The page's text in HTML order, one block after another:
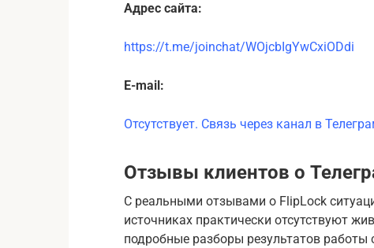
Адрес сайта:
https://t.me/joinchat/WOjcbIgYwCxiODdi
E-mail:
Отсутствует. Связь через канал в
Отзывы клиентов о
С реальными отзывами о FlipLock
источниках практически отсутствуют
подробные разборы результатов